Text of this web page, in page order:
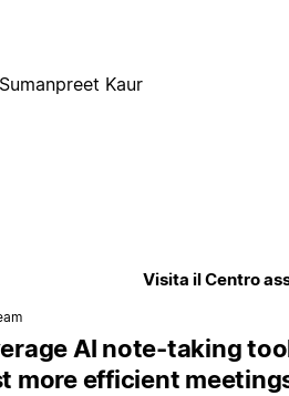
Sumanpreet Kaur
Visita il Centro
AI note-taking
more efficient